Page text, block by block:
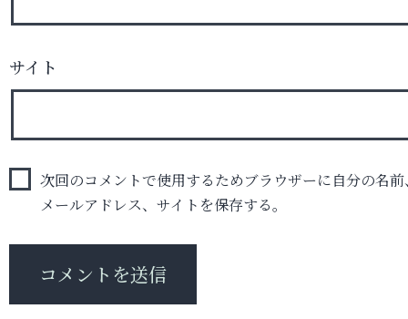
サイト
次回のコメントで使用するためブラウザーに自分の名前
メールアドレス、サイトを保存する。